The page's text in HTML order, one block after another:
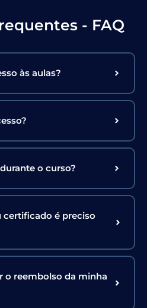
- FAQ
às aulas?
o curso?
certificado é preciso
o reembolso da minha